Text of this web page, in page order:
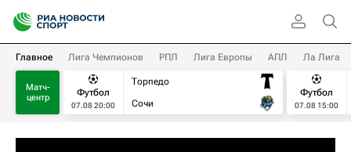
Главное Лига Чемпионов РПЛ Лига Европы АПЛ Ла Лига
Матч-
центр
Футбол
07.08 20:00
Торпедо
Сочи
Футбол
07.08 15:00